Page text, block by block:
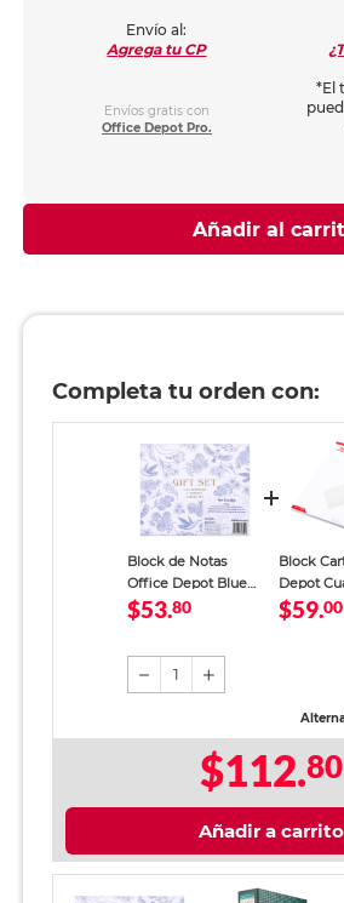
Envío al:
Agrega tu CP
Envíos gratis con
Office Depot Pro.
*El
Añadir al
Completa tu orden con:
Block de Notas
Office Depot Blue
Birds 5 piezas
$53.80
1
Block
Depot
Grande
$59.00
$112.80
Añadir a carrito